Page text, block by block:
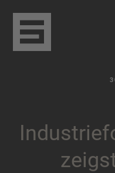
Industrief
zeigs